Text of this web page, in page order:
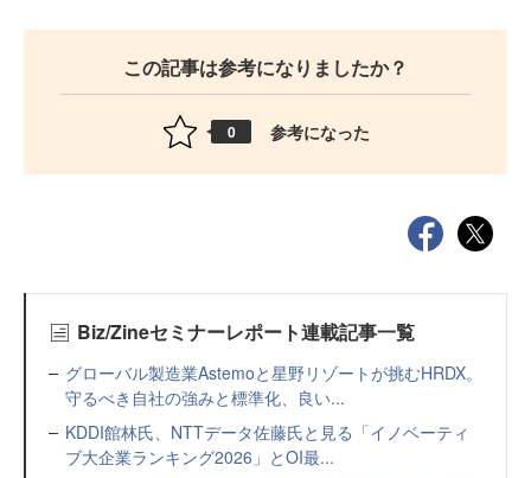
この記事は参考になりましたか？
0 参考になった
Biz/Zineセミナーレポート連載記事一覧
グローバル製造業Astemoと星野リゾートが挑むHRDX。
守るべき自社の強みと標準化、良い...
KDDI館林氏、NTTデータ佐藤氏と見る「イノベーティ
ブ大企業ランキング2026」とOI最...